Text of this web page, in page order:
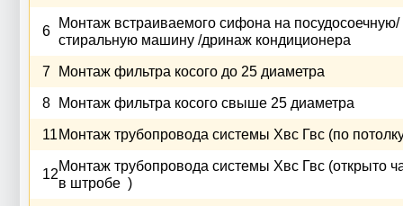
6
Монтаж встраиваемого сифона на посудосоечную/
стиральную машину /дринаж кондиционера
7 Монтаж фильтра косого до 25 диаметра
8 Монтаж фильтра косого свыше 25 диаметра
11 Монтаж трубопровода системы Хвс Гвс (по
12
Монтаж трубопровода системы Хвс Гвс (открыто
в штробе )